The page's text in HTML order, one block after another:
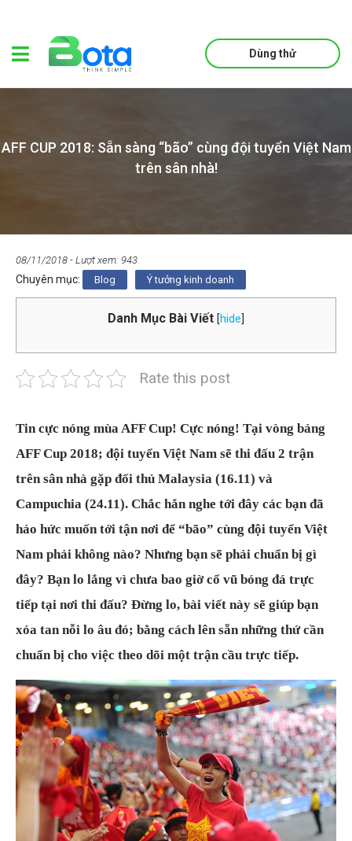
Dùng thử
AFF CUP 2018: Sẵn sàng “bão” cùng đội tuyển Việt Nam
trên sân nhà!
08/11/2018 - Lượt xem: 943
Chuyên mục: Blog Ý tưởng kinh doanh
Danh Mục Bài Viết [hide
Rate this post
Tin cực nóng mùa AFF Cup! Cực nóng! Tại vòng bảng
AFF Cup 2018; đội tuyển Việt Nam sẽ thi đấu 2 trận
trên sân nhà gặp đối thủ Malaysia (16.11) và
Campuchia (24.11). Chắc hẳn nghe tới đây các bạn đã
háo hức muốn tới tận nơi để “bão” cùng đội tuyển Việt
Nam phải không nào? Nhưng bạn sẽ phải chuẩn bị gì
đây? Bạn lo lắng vì chưa bao giờ cổ vũ bóng đá trực
tiếp tại nơi thi đấu? Đừng lo, bài viết này sẽ giúp bạn
xóa tan nỗi lo âu đó; bằng cách lên sẵn những thứ cần
chuẩn bị cho việc theo dõi một trận cầu trực tiếp.